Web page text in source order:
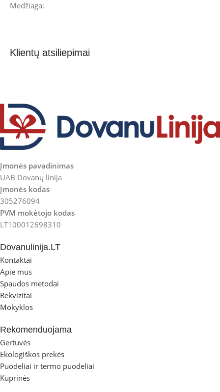
Medžiaga:
Klientų atsiliepimai
Įmonės pavadinimas
UAB Dovanų linija
Įmonės kodas
305276094
PVM mokėtojo kodas
LT100012698310
Dovanulinija.LT
Kontaktai
Apie mus
Spaudos metodai
Rekvizitai
Mokyklos
Rekomenduojama
Gertuvės
Ekologiškos prekės
Puodeliai ir termo puodeliai
Kuprinės